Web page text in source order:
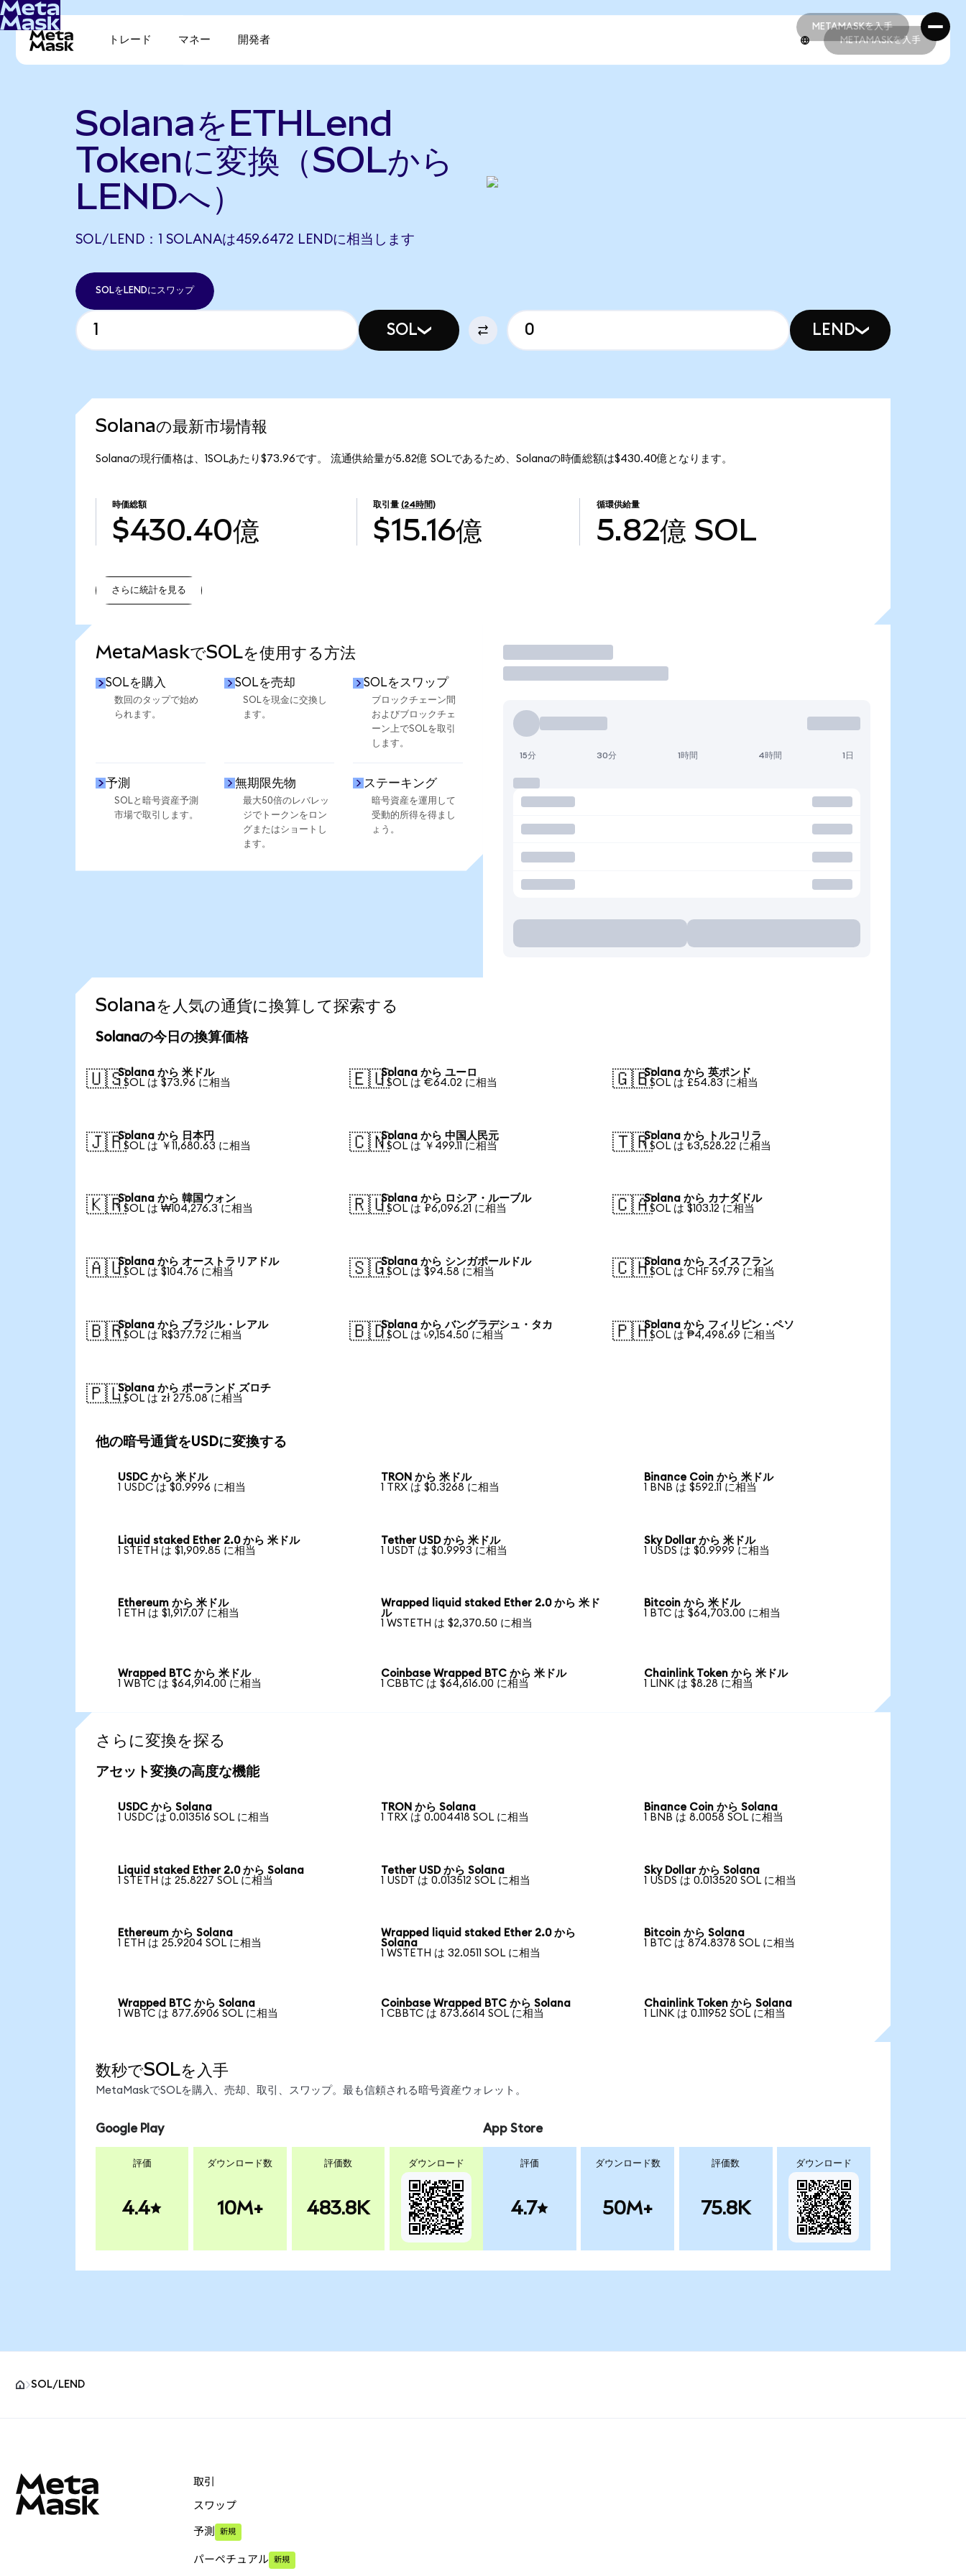
METAMASKを入手
METAMASKを入手
トレード マネー 開発者 METAMASKを入手
SolanaをETHLend
Tokenに変換（SOLから
LENDへ）
SOL/LEND：1 SOLANAは459.6472 LENDに相当します
SOLをLENDにスワップ
SOL LEND
Solanaの最新市場情報
Solanaの現行価格は、1SOLあたり$73.96です。 流通供給量が5.82億 SOLであるため、Solanaの時価総額は$430.40億となります。
時価総額
$430.40億
取引量 (24時間)
$15.16億
循環供給量
5.82億 SOL
さらに統計を見る
MetaMaskでSOLを使用する方法
SOLを購入
数回のタップで始め
られます。
SOLを売却
SOLを現金に交換し
ます。
SOLをスワップ
ブロックチェーン間
およびブロックチェ
ーン上でSOLを取引
します。
予測
SOLと暗号資産予測
市場で取引します。
無期限先物
最大50倍のレバレッ
ジでトークンをロン
グまたはショートし
ます。
ステーキング
暗号資産を運用して
受動的所得を得まし
ょう。
取引
15分 30分 1時間 4時間 1日
Solanaを人気の通貨に換算して探索する
Solanaの今日の換算価格
🇺🇸Solana から 米ドル
1 SOL は $73.96 に相当
🇪🇺Solana から ユーロ
1 SOL は €64.02 に相当
🇬🇧Solana から 英ポンド
1 SOL は £54.83 に相当
🇯🇵Solana から 日本円
1 SOL は ￥11,680.63 に相当
🇨🇳Solana から 中国人民元
1 SOL は ￥499.11 に相当
🇹🇷Solana から トルコリラ
1 SOL は ₺3,528.22 に相当
🇰🇷Solana から 韓国ウォン
1 SOL は ₩104,276.3 に相当
🇷🇺Solana から ロシア・ルーブル
1 SOL は ₽6,096.21 に相当
🇨🇦Solana から カナダドル
1 SOL は $103.12 に相当
🇦🇺Solana から オーストラリアドル
1 SOL は $104.76 に相当
🇸🇬Solana から シンガポールドル
1 SOL は $94.58 に相当
🇨🇭Solana から スイスフラン
1 SOL は CHF 59.79 に相当
🇧🇷Solana から ブラジル・レアル
1 SOL は R$377.72 に相当
🇧🇩Solana から バングラデシュ・タカ
1 SOL は ৳9,154.50 に相当
🇵🇭Solana から フィリピン・ペソ
1 SOL は ₱4,498.69 に相当
🇵🇱Solana から ポーランド ズロチ
1 SOL は zł 275.08 に相当
他の暗号通貨をUSDに変換する
USDC から 米ドル
1 USDC は $0.9996 に相当
TRON から 米ドル
1 TRX は $0.3268 に相当
Binance Coin から 米ドル
1 BNB は $592.11 に相当
Liquid staked Ether 2.0 から 米ドル
1 STETH は $1,909.85 に相当
Tether USD から 米ドル
1 USDT は $0.9993 に相当
Sky Dollar から 米ドル
1 USDS は $0.9999 に相当
Ethereum から 米ドル
1 ETH は $1,917.07 に相当
Wrapped liquid staked Ether 2.0 から 米ド
ル
1 WSTETH は $2,370.50 に相当
Bitcoin から 米ドル
1 BTC は $64,703.00 に相当
Wrapped BTC から 米ドル
1 WBTC は $64,914.00 に相当
Coinbase Wrapped BTC から 米ドル
1 CBBTC は $64,616.00 に相当
Chainlink Token から 米ドル
1 LINK は $8.28 に相当
さらに変換を探る
アセット変換の高度な機能
USDC から Solana
1 USDC は 0.013516 SOL に相当
TRON から Solana
1 TRX は 0.004418 SOL に相当
Binance Coin から Solana
1 BNB は 8.0058 SOL に相当
Liquid staked Ether 2.0 から Solana
1 STETH は 25.8227 SOL に相当
Tether USD から Solana
1 USDT は 0.013512 SOL に相当
Sky Dollar から Solana
1 USDS は 0.013520 SOL に相当
Ethereum から Solana
1 ETH は 25.9204 SOL に相当
Wrapped liquid staked Ether 2.0 から
Solana
1 WSTETH は 32.0511 SOL に相当
Bitcoin から Solana
1 BTC は 874.8378 SOL に相当
Wrapped BTC から Solana
1 WBTC は 877.6906 SOL に相当
Coinbase Wrapped BTC から Solana
1 CBBTC は 873.6614 SOL に相当
Chainlink Token から Solana
1 LINK は 0.111952 SOL に相当
数秒でSOLを入手
MetaMaskでSOLを購入、売却、取引、スワップ。最も信頼される暗号資産ウォレット。
Google Play
評価
4.4
ダウンロード数
10M+
評価数
483.8K
ダウンロード
App Store
評価
4.7
ダウンロード数
50M+
評価数
75.8K
ダウンロード
SOL/LEND
取引
スワップ
予測 新規
パーペチュアル 新規